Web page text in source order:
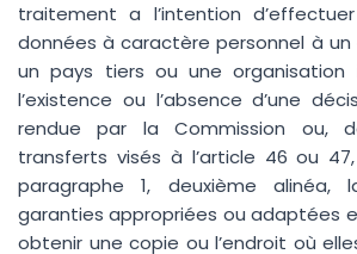
traitement a l’intention
données à caractère personnel à
un pays tiers ou une organisation
l’existence ou l’absence d’une
rendue par la Commission ou,
transferts visés à l’article 46 ou
paragraphe 1, deuxième alinéa,
garanties appropriées ou adaptées
obtenir une copie ou l’endroit où